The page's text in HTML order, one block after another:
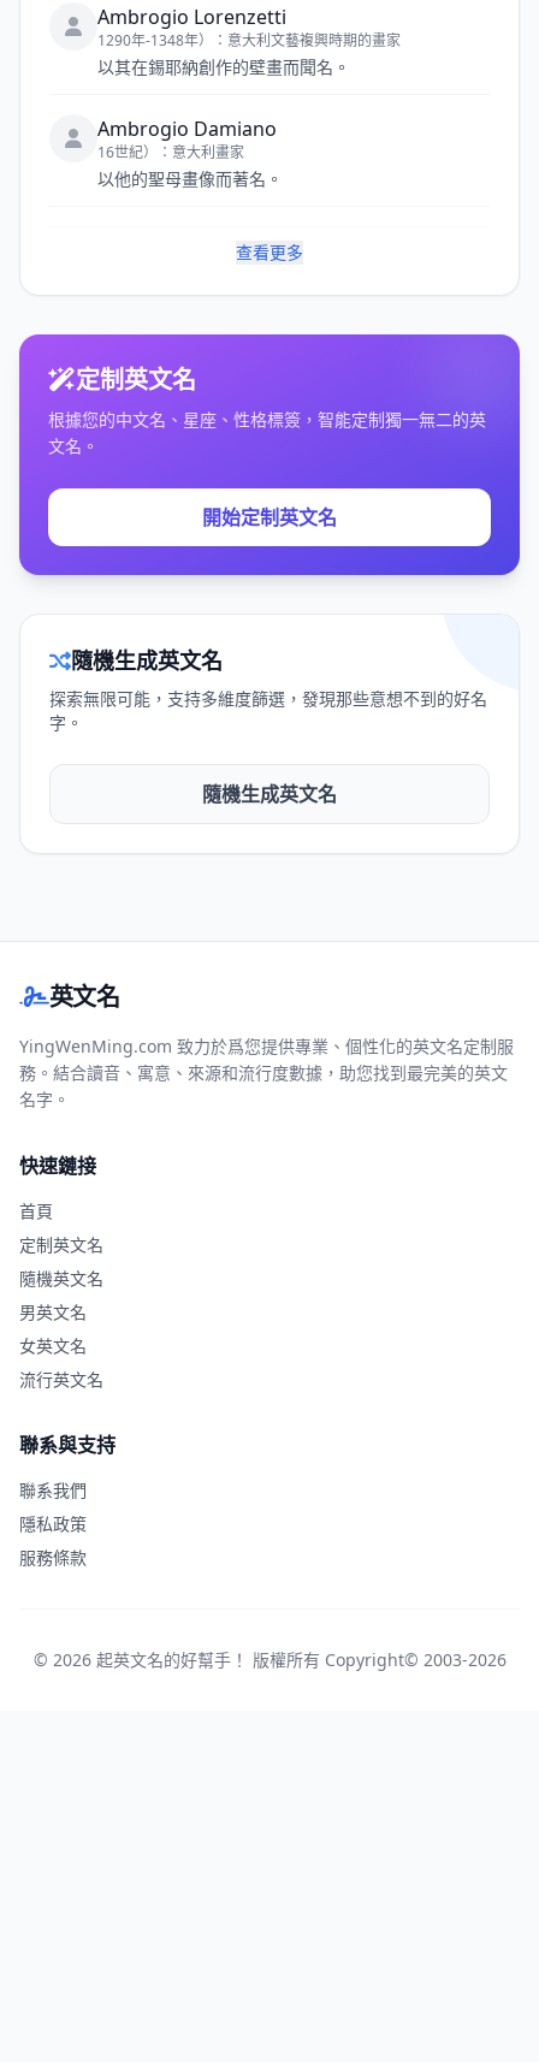
Ambrogio Lorenzetti
1290年-1348年）：意大利文藝複興時期的畫家
以其在錫耶納創作的壁畫而聞名。
Ambrogio Damiano
16世紀）：意大利畫家
以他的聖母畫像而著名。
查看更多
定制英文名
根據您的中文名、星座、性格標簽，智能定制獨一無二的英
文名。
開始定制英文名
隨機生成英文名
探索無限可能，支持多維度篩選，發現那些意想不到的好名
字。
隨機生成英文名
英文名
YingWenMing.com 致力於爲您提供專業、個性化的英文名定制服
務。結合讀音、寓意、來源和流行度數據，助您找到最完美的英文
名字。
快速鏈接
首頁
定制英文名
隨機英文名
男英文名
女英文名
流行英文名
聯系與支持
聯系我們
隱私政策
服務條款
© 2026 起英文名的好幫手！ 版權所有 Copyright© 2003-2026